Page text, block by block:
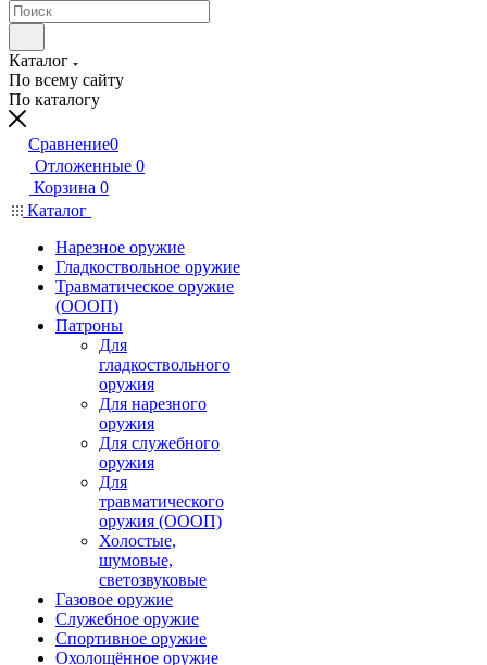
Каталог
По всему сайту
По каталогу
Сравнение0
Отложенные 0
Корзина 0
Каталог
Нарезное оружие
Гладкоствольное оружие
Травматическое оружие
(ОООП)
Патроны
Для
гладкоствольного
оружия
Для нарезного
оружия
Для служебного
оружия
Для
травматического
оружия (ОООП)
Холостые,
шумовые,
светозвуковые
Газовое оружие
Служебное оружие
Спортивное оружие
Охолощённое оружие